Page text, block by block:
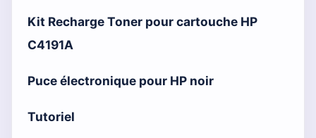
Kit Recharge Toner pour cartouche HP
C4191A
Puce électronique pour HP noir
Tutoriel